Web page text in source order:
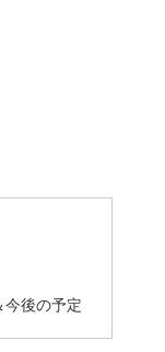
今後の予定